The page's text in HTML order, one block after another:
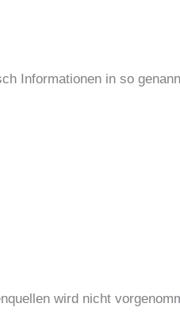
Informationen in so
wird nicht